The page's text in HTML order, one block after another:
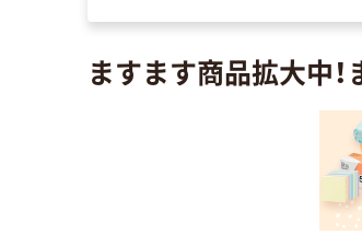
ますます商品拡大中